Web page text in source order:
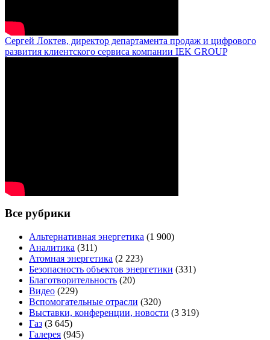
Сергей Локтев, директор департамента продаж и цифрового
развития клиентского сервиса компании IEK GROUP
Все рубрики
Альтернативная энергетика (1 900)
Аналитика (311)
Атомная энергетика (2 223)
Безопасность объектов энергетики (331)
Благотворительность (20)
Видео (229)
Вспомогательные отрасли (320)
Выставки, конференции, новости (3 319)
Газ (3 645)
Галерея (945)